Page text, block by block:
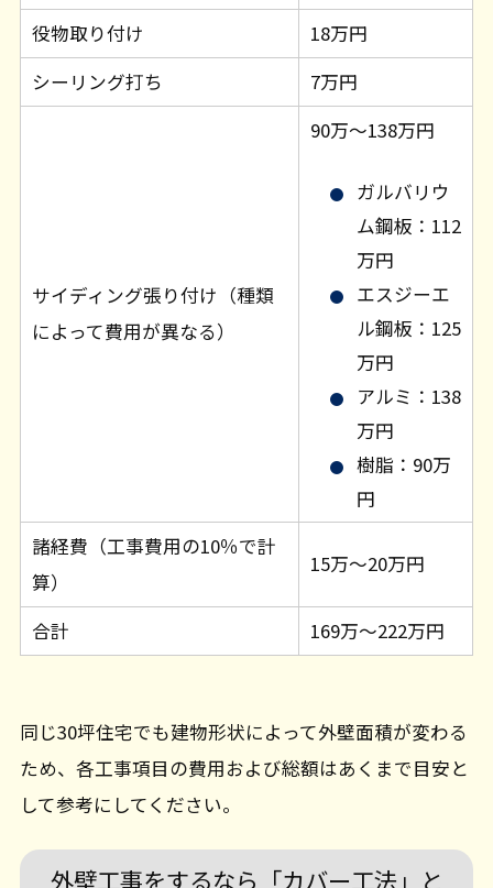
役物取り付け
18万円
シーリング打ち
7万円
サイディング張り付け（種類
によって費用が異なる）
90万～138万円
ガルバリウ
ム鋼板：112
万円
エスジーエ
ル鋼板：125
万円
アルミ：138
万円
樹脂：90万
円
諸経費（工事費用の10％で計
算）
15万～20万円
合計 169万～222万円
同じ30坪住宅でも建物形状によって外壁面積が変わる
ため、各工事項目の費用および総額はあくまで目安と
して参考にしてください。
外壁工事をするなら「カバー工法」と